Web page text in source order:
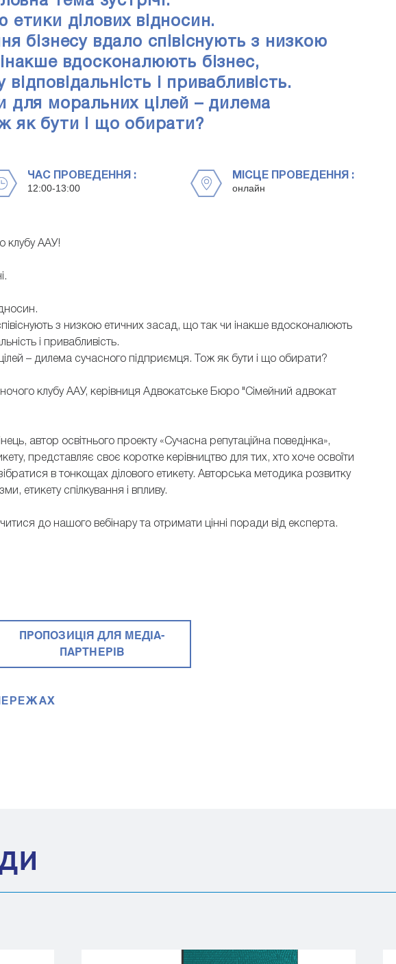
етики ділових відносин.
бізнесу вдало співіснують з низкою
вдосконалюють бізнес,
і привабливість.
для моральних цілей – дилема
як бути і що обирати?
ЧАС ПРОВЕДЕННЯ :
12:00-13:00
МІСЦЕ ПРОВЕДЕННЯ :
онлайн
клубу ААУ!
з низкою етичних засад, що так чи інакше вдосконалюють
і привабливість.
– дилема сучасного підприємця. Тож як бути і що обирати?
клубу ААУ, керівниця Адвокатське Бюро "Сімейний адвокат
автор освітнього проекту «Сучасна репутаційна поведінка»,
представляє своє коротке керівництво для тих, хто хоче освоїти
в тонкощах ділового етикету. Авторська методика розвитку
етикету спілкування і впливу.
до нашого вебінару та отримати цінні поради від експерта.
ПРОПОЗИЦІЯ ДЛЯ МЕДІА-
ПАРТНЕРІВ